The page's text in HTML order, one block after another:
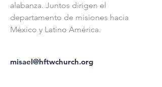
alabanza. Juntos dirigen el
departamento de misiones hacia
México y Latino América.
misael@hftwchurch.org